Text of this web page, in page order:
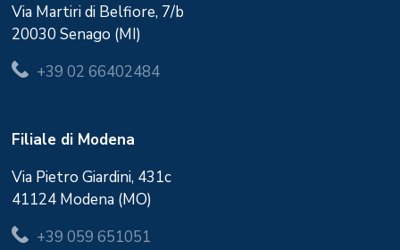
Via Martiri di Belfiore, 7/b
20030 Senago (MI)
+39 02 66402484
Filiale di Modena
Via Pietro Giardini, 431c
41124 Modena (MO)
+39 059 651051